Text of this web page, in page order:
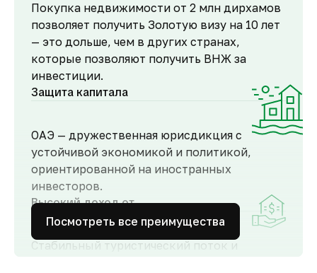
Покупка недвижимости от 2 млн дирхамов
позволяет получить Золотую визу на 10 лет
— это дольше, чем в других странах,
которые позволяют получить ВНЖ за
инвестиции.
Защита капитала
ОАЭ — дружественная юрисдикция с
устойчивой экономикой и политикой,
ориентированной на иностранных
инвесторов.
Высокий доход от
аренды
Стабильный туристический поток и
Посмотреть все преимущества